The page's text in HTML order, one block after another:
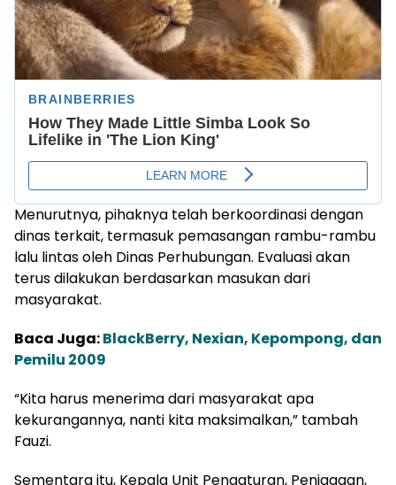
Menurutnya, pihaknya telah berkoordinasi dengan
dinas terkait, termasuk pemasangan rambu-rambu
lalu lintas oleh Dinas Perhubungan. Evaluasi akan
terus dilakukan berdasarkan masukan dari
masyarakat.
Baca Juga:BlackBerry, Nexian, Kepompong, dan
Pemilu 2009
“Kita harus menerima dari masyarakat apa
kekurangannya, nanti kita maksimalkan,” tambah
Fauzi.
Sementara itu, Kepala Unit Pengaturan, Penjagaan,